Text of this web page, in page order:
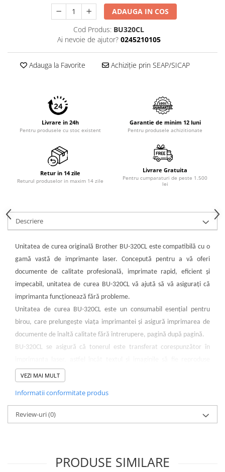
Laptopuri / notebookuri
Laptopuri gaming
Laptop-uri 2 in 1
Accesorii laptop
Piese si accesorii
Accesorii Printing
PC Gaming
Workstation
Mini PC
Monitoare
Monitoare LED
Accesorii monitoare
Componente
Placi video
Procesoare
Placi de baza
Memorii RAM
SSD-uri interne
Hard disk-uri interne
Surse
Carcase
Coolere CPU
Placi video profesionale
ADAUGA IN COS
Cod Produs: BU320CL
Ai nevoie de ajutor? 0245210105
Adauga la Favorite Achiziție prin SEAP/SICAP
Livrare in 24h
Pentru produsele cu stoc existent
Garantie de minim 12 luni
Pentru produsele achizitionate
Retur in 14 zile
Returul produselor in maxim 14 zile
Livrare Gratuita
Pentru cumparaturi de peste 1.500
lei
Descriere
Unitatea de curea originală Brother BU-320CL este compatibilă cu o
gamă vastă de imprimante laser. Concepută pentru a vă oferi
documente de calitate profesională, imprimate rapid, eficient și
impecabil, unitatea de curea BU-320CL vă ajută să vă asigurați că
imprimanta funcționează fără probleme.
Unitatea de curea BU-320CL este un consumabil esențial pentru
birou, care prelungește viața imprimantei și asigură imprimarea de
documente de înaltă calitate fără întrerupere, pagină după pagină.
BU-320CL se asigură că tonerul este transferat corespunzător în
corect și clar pe documentul imprimat. Se instalează simplu și rapid,
așteptați de la o imprimantă Brother.
Oferind un ciclu de funcționare de 50.000 de pagini, această unitate
de curea este durabilă și fiabilă, simplificând întreținerea de rutină a
VEZI MAI MULT
Informatii conformitate produs
Review-uri(0)
PRODUSE SIMILARE